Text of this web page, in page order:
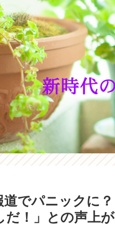
道でパニックに
だ！」との声上